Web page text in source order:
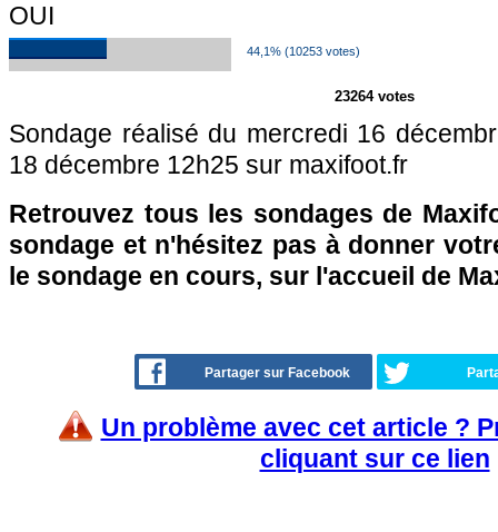
OUI
44,1% (10253 votes)
23264 votes
Sondage réalisé du mercredi 16
18 décembre 12h25 sur maxifoot.fr
Retrouvez tous les sondages de
sondage et n'hésitez pas à donner
le sondage en cours, sur l'accueil de
Partager sur Facebook
Un problème avec cet article ?
cliquant sur ce lien